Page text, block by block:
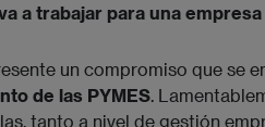
a trabajar para una
un compromiso que se
de las PYMES.
tanto a nivel de gestión